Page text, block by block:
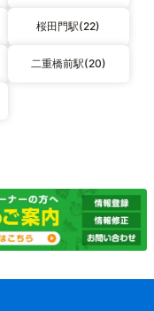
桜田門駅(22)
二重橋前駅(20)